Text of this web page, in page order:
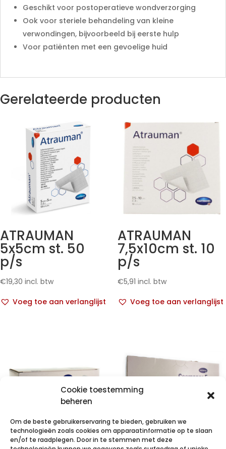
Cookie toestemming
beheren
Om de beste gebruikerservaring te bieden, gebruiken we
technologieën zoals cookies om apparaatinformatie op te slaan
en/of te raadplegen. Door in te stemmen met deze
Geschikt voor postoperatieve wondverzorging
Ook voor steriele behandeling van kleine
verwondingen, bijvoorbeeld bij eerste hulp
Voor patiënten met een gevoelige huid
Gerelateerde producten
ATRAUMAN
5x5cm st. 50
p/s
€19,30 incl. btw
Voeg toe aan verlanglijst
ATRAUMAN
7,5x10cm st. 10
p/s
€5,91 incl. btw
Voeg toe aan verlanglijst